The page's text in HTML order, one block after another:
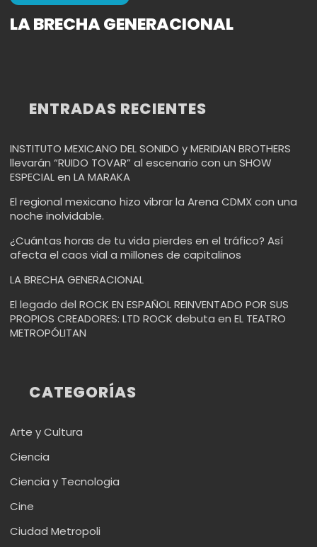
LA BRECHA GENERACIONAL
ENTRADAS RECIENTES
INSTITUTO MEXICANO DEL SONIDO y MERIDIAN BROTHERS
llevarán “RUIDO TOVAR” al escenario con un SHOW
ESPECIAL en LA MARAKA
El regional mexicano hizo vibrar la Arena CDMX con una
noche inolvidable.
¿Cuántas horas de tu vida pierdes en el tráfico? Así
afecta el caos vial a millones de capitalinos
LA BRECHA GENERACIONAL
El legado del ROCK EN ESPAÑOL REINVENTADO POR SUS
PROPIOS CREADORES: LTD ROCK debuta en EL TEATRO
METROPÓLITAN
CATEGORÍAS
Arte y Cultura
Ciencia
Ciencia y Tecnologia
Cine
Ciudad Metropoli